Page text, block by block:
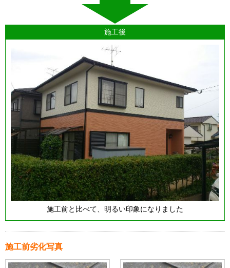
施工後
施工前と比べて、明るい印象になりました
施工前劣化写真